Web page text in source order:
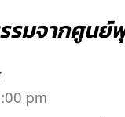
รมจากศูนย์
pm